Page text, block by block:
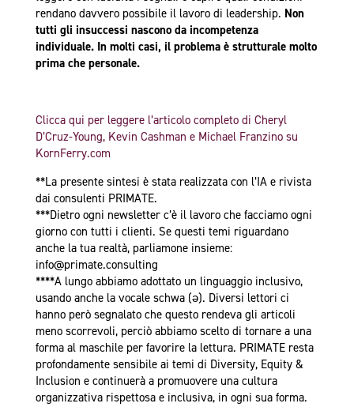
rendano davvero possibile il lavoro di leadership. Non
tutti gli insuccessi nascono da incompetenza
individuale. In molti casi, il problema è strutturale molto
prima che personale.
Clicca qui per leggere l’articolo completo di Cheryl
D’Cruz-Young, Kevin Cashman e Michael Franzino su
KornFerry.com
**La presente sintesi è stata realizzata con l’IA e rivista
dai consulenti PRIMATE.
***Dietro ogni newsletter c’è il lavoro che facciamo ogni
giorno con tutti i clienti. Se questi temi riguardano
anche la tua realtà, parliamone insieme:
info@primate.consulting
****A lungo abbiamo adottato un linguaggio inclusivo,
usando anche la vocale schwa (ə). Diversi lettori ci
hanno però segnalato che questo rendeva gli articoli
meno scorrevoli, perciò abbiamo scelto di tornare a una
forma al maschile per favorire la lettura. PRIMATE resta
profondamente sensibile ai temi di Diversity, Equity &
Inclusion e continuerà a promuovere una cultura
organizzativa rispettosa e inclusiva, in ogni sua forma.